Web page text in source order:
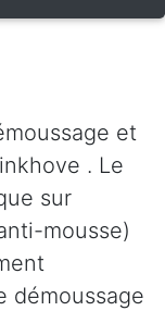
et
. Le
sur
mousse)
démoussage